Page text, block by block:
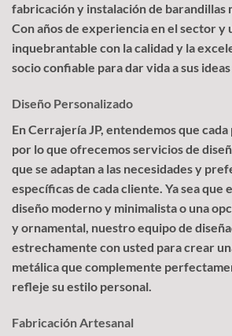
fabricación y instalación de barandillas
Con años de experiencia en el sector y
inquebrantable con la calidad y la
socio confiable para dar vida a sus
Diseño Personalizado
En Cerrajería JP, entendemos que
por lo que ofrecemos servicios de
que se adaptan a las necesidades y
específicas de cada cliente. Ya sea que
diseño moderno y minimalista o una
y ornamental, nuestro equipo de
estrechamente con usted para crear
metálica que complemente
refleje su estilo personal.
Fabricación Artesanal